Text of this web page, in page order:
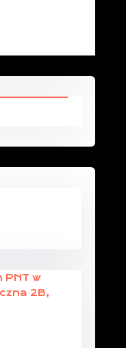
w
2B,